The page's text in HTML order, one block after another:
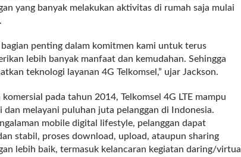
yang banyak melakukan aktivitas di rumah saja mulai
penting dalam komitmen kami untuk terus
lebih banyak manfaat dan kemudahan. Sehingga
teknologi layanan 4G Telkomsel,” ujar Jackson.
pada tahun 2014, Telkomsel 4G LTE mampu
melayani puluhan juta pelanggan di Indonesia.
mobile digital lifestyle, pelanggan dapat
stabil, proses download, upload, ataupun sharing
lebih baik, termasuk kelancaran kegiatan daring/virtual